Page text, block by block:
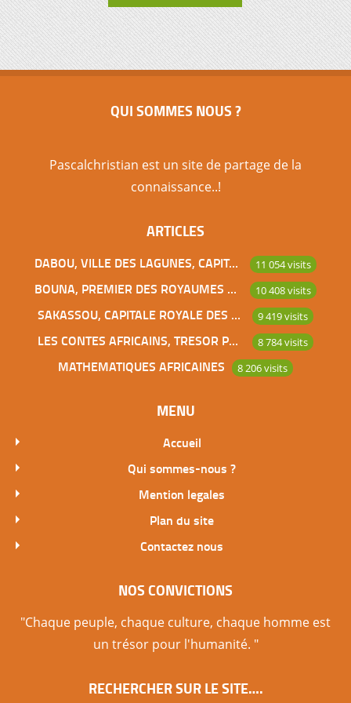
QUI SOMMES NOUS ?
Pascalchristian est un site de partage de la
connaissance..!
ARTICLES
DABOU, VILLE DES LAGUNES, CAPITALE DES ADJOUKROU 11 054 visits
BOUNA, PREMIER DES ROYAUMES DE CÔTE D’IVOIRE 10 408 visits
SAKASSOU, CAPITALE ROYALE DES BAOULES 9 419 visits
LES CONTES AFRICAINS, TRESOR POUR L’HUMANITE 8 784 visits
MATHEMATIQUES AFRICAINES 8 206 visits
MENU
Accueil
Qui sommes-nous ?
Mention legales
Plan du site
Contactez nous
NOS CONVICTIONS
"Chaque peuple, chaque culture, chaque homme est
un trésor pour l'humanité. "
RECHERCHER SUR LE SITE….